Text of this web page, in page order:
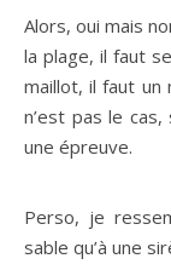
Alors, oui mais
la plage, il faut
maillot, il faut un
n’est pas le
une épreuve.
Perso, je
sable qu’à une